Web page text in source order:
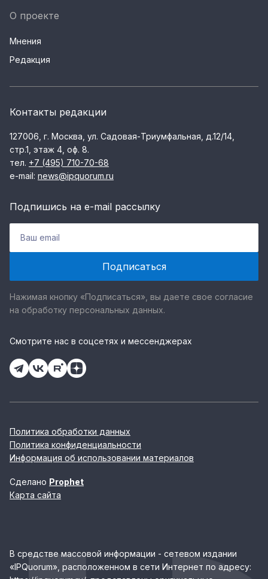
О проекте
Мнения
Редакция
Контакты редакции
127006, г. Москва, ул. Садовая-Триумфальная, д.12/14,
стр.1, этаж 4, оф. 8.
тел. +7 (495) 710-70-68
e-mail: news@ipquorum.ru
Подпишись на e-mail рассылку
Нажимая кнопку «Подписаться», вы даете свое согласие
на обработку персональных данных.
Смотрите нас в соцсетях и мессенджерах
Политика обработки данных
Политика конфиденциальности
Информация об использовании материалов
Сделано Prophet
Карта сайта
В средстве массовой информации - сетевом издании
«IPQuorum», расположенном в сети Интернет по адресу: